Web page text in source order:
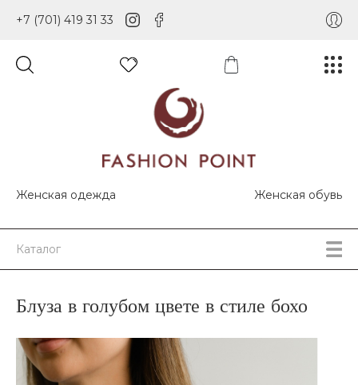
+7 (701) 419 31 33
Женская одежда Женская обувь
Каталог
Блуза в голубом цвете в стиле бохо